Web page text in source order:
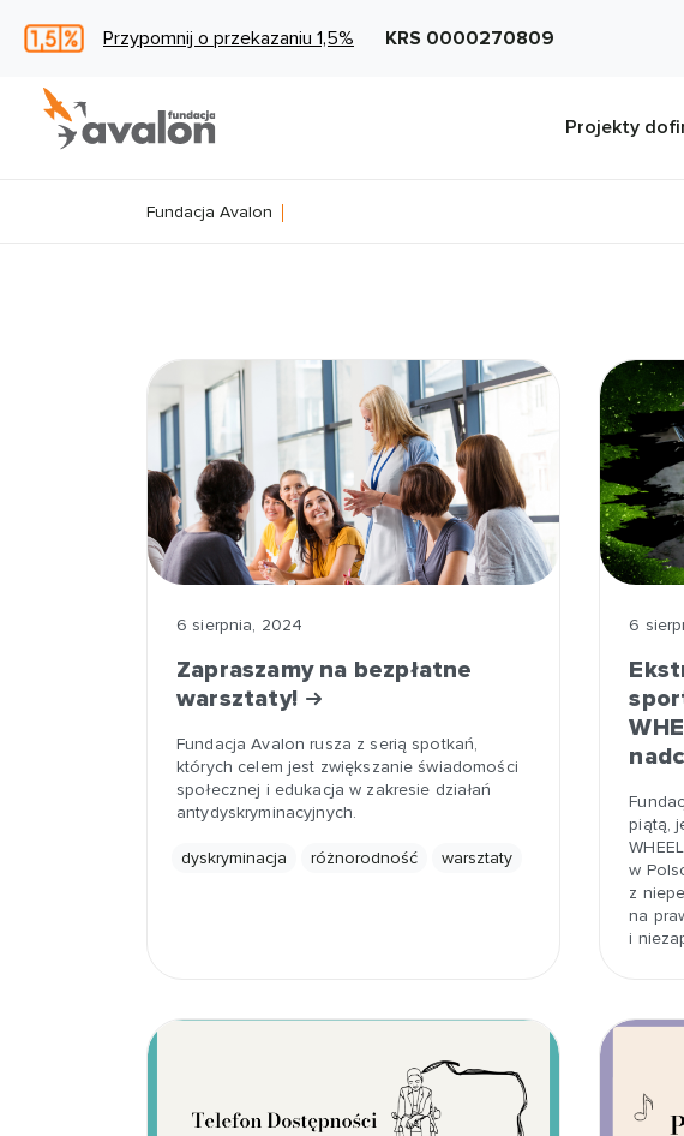
Przypomnij o przekazaniu 1,5% KRS 0000270809
Projekty
Fundacja Avalon
6 sierpnia, 2024
Zapraszamy na bezpłatne
warsztaty!
Fundacja Avalon rusza z serią spotkań,
których celem jest zwiększanie świadomości
społecznej i edukacja w zakresie działań
antydyskryminacyjnych.
dyskryminacja różnorodność warsztaty
6
piątą,
w
z
na
i